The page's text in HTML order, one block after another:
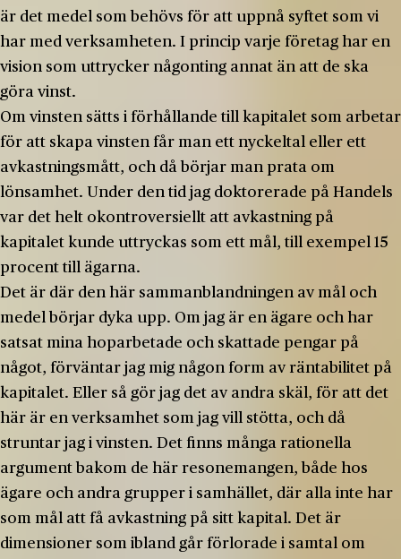
är det medel som behövs för att uppnå syftet som vi
har med verksamheten. I princip varje företag har en
vision som uttrycker någonting annat än att de ska
göra vinst.
Om vinsten sätts i förhållande till kapitalet som arbetar
för att skapa vinsten får man ett nyckeltal eller ett
avkastningsmått, och då börjar man prata om
lönsamhet. Under den tid jag doktorerade på Handels
var det helt okontroversiellt att avkastning på
kapitalet kunde uttryckas som ett mål, till exempel 15
procent till ägarna.
Det är där den här sammanblandningen av mål och
medel börjar dyka upp. Om jag är en ägare och har
satsat mina hoparbetade och skattade pengar på
något, förväntar jag mig någon form av räntabilitet på
kapitalet. Eller så gör jag det av andra skäl, för att det
här är en verksamhet som jag vill stötta, och då
struntar jag i vinsten. Det finns många rationella
argument bakom de här resonemangen, både hos
ägare och andra grupper i samhället, där alla inte har
som mål att få avkastning på sitt kapital. Det är
dimensioner som ibland går förlorade i samtal om